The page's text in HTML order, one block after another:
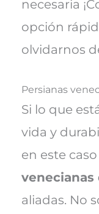
necesaria
opción
olvidarnos
Persianas
Si lo que
vida y
en este caso
aliadas. No